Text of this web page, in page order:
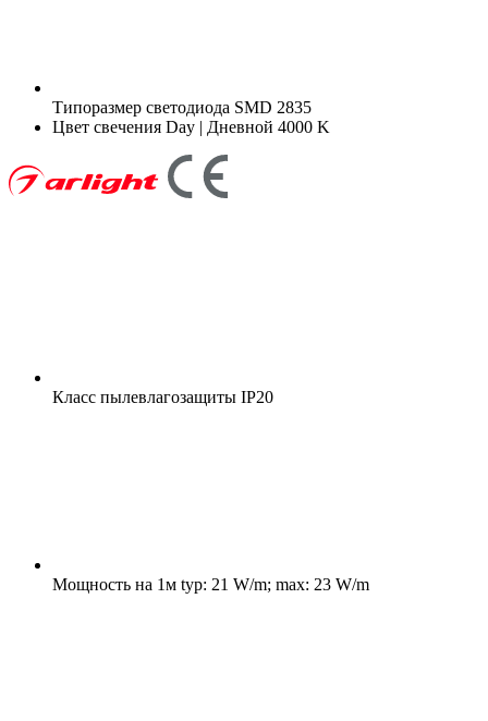
Типоразмер светодиода SMD 2835
Цвет свечения Day | Дневной 4000 K
Класс пылевлагозащиты IP20
Мощность на 1м typ: 21 W/m; max: 23 W/m